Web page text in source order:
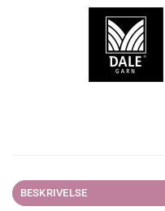
BESKRIVELSE